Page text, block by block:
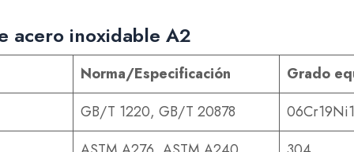
acero inoxidable A2
Norma/Especificación
Grado
GB/T 1220, GB/T 20878